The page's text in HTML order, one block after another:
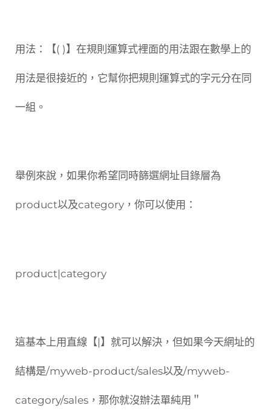
用法：【( )】在規則運算式裡面的用法跟在數學上的
用法是很接近的，它幫你把規則運算式的字元分在同
一組。
舉例來說，如果你希望同時篩選網址目錄層為
product以及category，你可以使用：
product|category
這基本上用直線【|】就可以解決，但如果今天網址的
結構是/myweb-product/sales以及/myweb-
category/sales，那你就沒辦法單純用＂